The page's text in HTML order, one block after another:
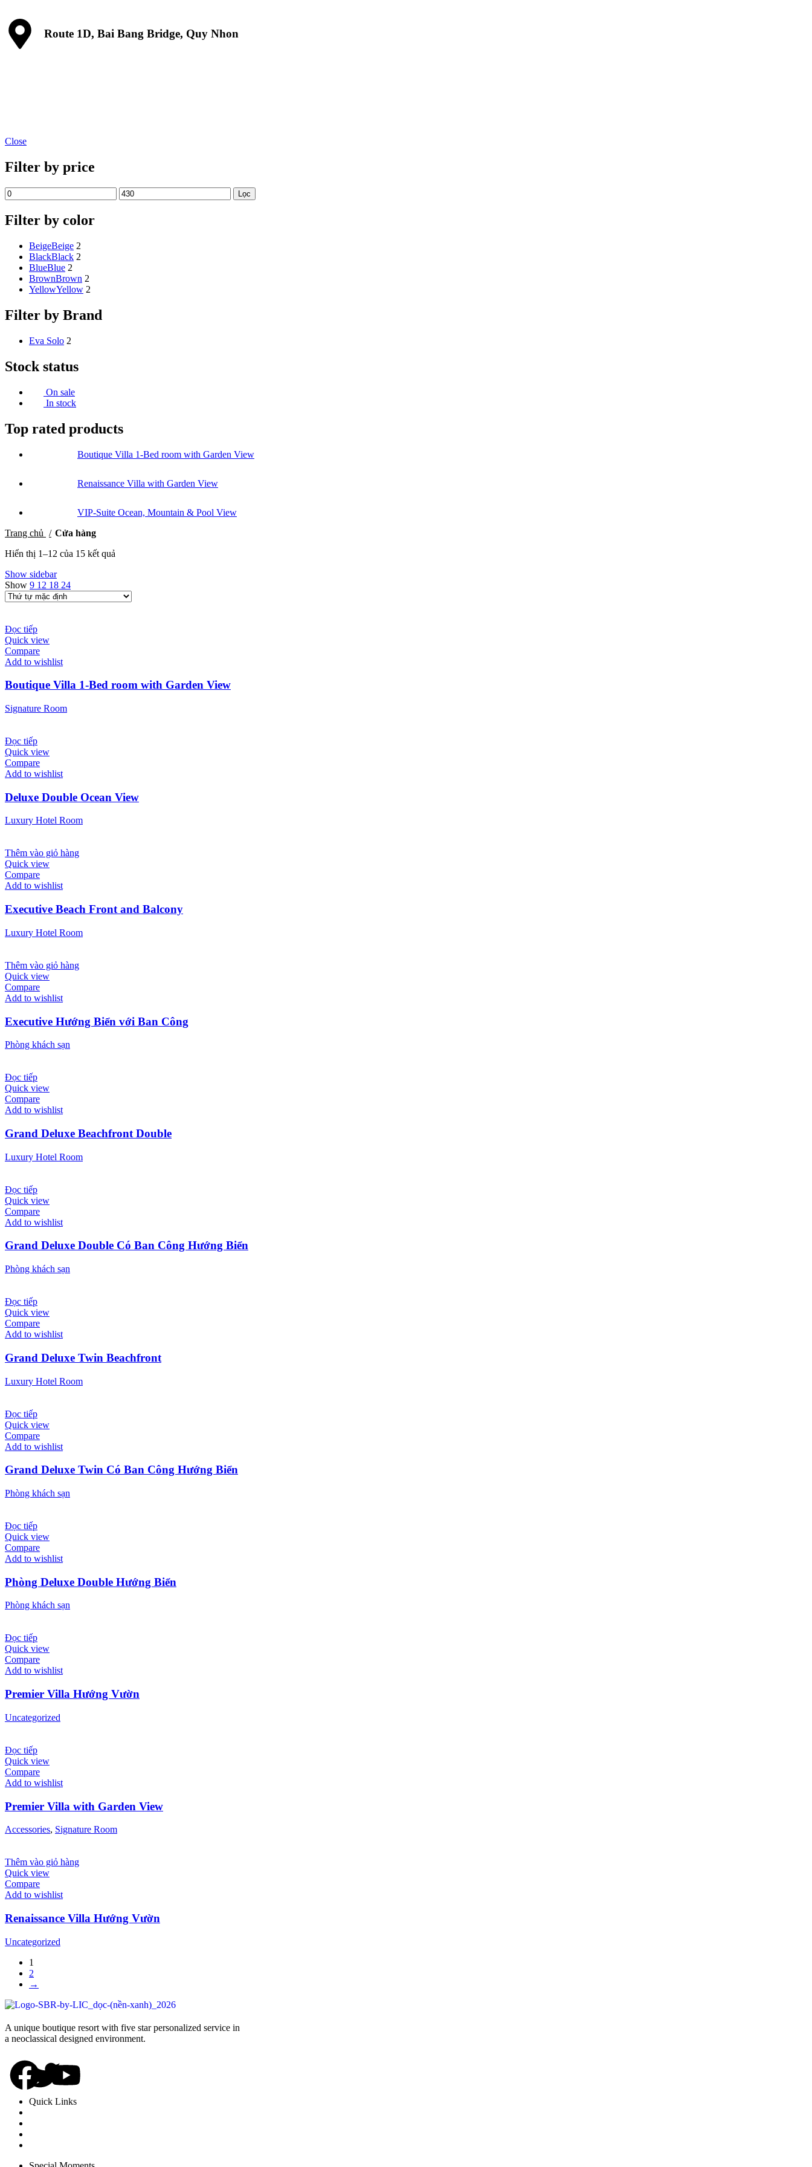
Route 1D, Bai Bang Bridge, Quy Nhon
Close
Filter by price
Lọc
Filter by color
BeigeBeige 2
BlackBlack 2
BlueBlue 2
BrownBrown 2
YellowYellow 2
Filter by Brand
Eva Solo 2
Stock status
On sale
In stock
Top rated products
Boutique Villa 1-Bed room with Garden View
Renaissance Villa with Garden View
VIP-Suite Ocean, Mountain & Pool View
Trang chủ
Cửa hàng
Hiển thị 1–12 của 15 kết quả
Show sidebar
Show 9 12 18 24
Đọc tiếp
Quick view
Compare
Add to wishlist
Boutique Villa 1-Bed room with Garden View
Signature Room
Đọc tiếp
Quick view
Compare
Add to wishlist
Deluxe Double Ocean View
Luxury Hotel Room
Thêm vào giỏ hàng
Quick view
Compare
Add to wishlist
Executive Beach Front and Balcony
Luxury Hotel Room
Thêm vào giỏ hàng
Quick view
Compare
Add to wishlist
Executive Hướng Biển với Ban Công
Phòng khách sạn
Đọc tiếp
Quick view
Compare
Add to wishlist
Grand Deluxe Beachfront Double
Luxury Hotel Room
Đọc tiếp
Quick view
Compare
Add to wishlist
Grand Deluxe Double Có Ban Công Hướng Biển
Phòng khách sạn
Đọc tiếp
Quick view
Compare
Add to wishlist
Grand Deluxe Twin Beachfront
Luxury Hotel Room
Đọc tiếp
Quick view
Compare
Add to wishlist
Grand Deluxe Twin Có Ban Công Hướng Biển
Phòng khách sạn
Đọc tiếp
Quick view
Compare
Add to wishlist
Phòng Deluxe Double Hướng Biển
Phòng khách sạn
Đọc tiếp
Quick view
Compare
Add to wishlist
Premier Villa Hướng Vườn
Uncategorized
Đọc tiếp
Quick view
Compare
Add to wishlist
Premier Villa with Garden View
Accessories, Signature Room
Thêm vào giỏ hàng
Quick view
Compare
Add to wishlist
Renaissance Villa Hướng Vườn
Uncategorized
1
2
→
A unique boutique resort with five star personalized service in
a neoclassical designed environment.
Quick Links